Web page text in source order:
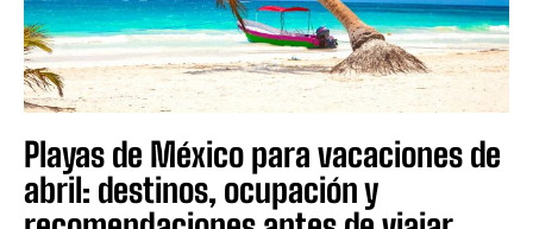
Playas de México para vacaciones de
abril: destinos, ocupación y